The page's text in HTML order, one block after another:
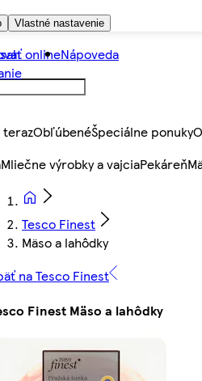
Vlastné nastavenie
onlineNápoveda
terazObľúbenéŠpeciálne ponuky
Mliečne výrobky a vajciaPekáreň
Tesco Finest
Mäso a lahôdky
na Tesco Finest
Finest Mäso a lahôdky